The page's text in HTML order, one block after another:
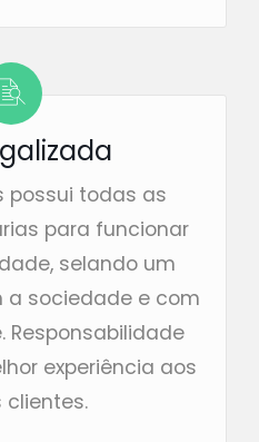
possui todas as
para funcionar
selando um
a sociedade e com
Responsabilidade
experiência aos
clientes.